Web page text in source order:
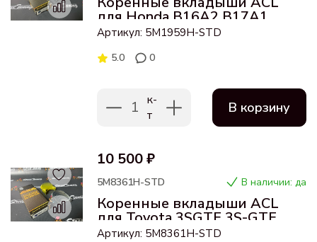
для Honda B16A2 B17A1
B18C1 B18A1 B18B B20B
Артикул: 5M1959H-STD
5.0 0
1 к-
т
В корзину
10 500 ₽
В наличии: да
5M8361H-STD
Коренные вкладыши ACL
для Toyota 3SGTE 3S-GTE
MR2 SW20 Celica STD
Артикул: 5M8361H-STD